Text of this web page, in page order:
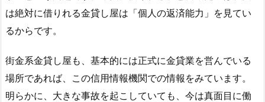
は絶対に借りれる金貸し屋は「個人の返済能力」を見てい
るからです。
街金系金貸し屋も、基本的には正式に金貸業を営んでいる
場所であれば、この信用情報機関での情報をみています。
明らかに、大きな事故を起こしていても、今は真面目に働